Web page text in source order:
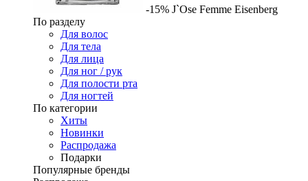
-15% J`Ose Femme Eisenberg
По разделу
Для волос
Для тела
Для лица
Для ног / рук
Для полости рта
Для ногтей
По категории
Хиты
Новинки
Распродажа
Подарки
Популярные бренды